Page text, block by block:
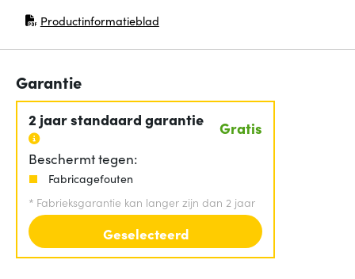
Productinformatieblad
(opent in nieuw venster)
Garantie
2 jaar standaard garantie Gratis
Beschermt tegen:
Fabricagefouten
* Fabrieksgarantie kan langer zijn dan 2 jaar
Geselecteerd